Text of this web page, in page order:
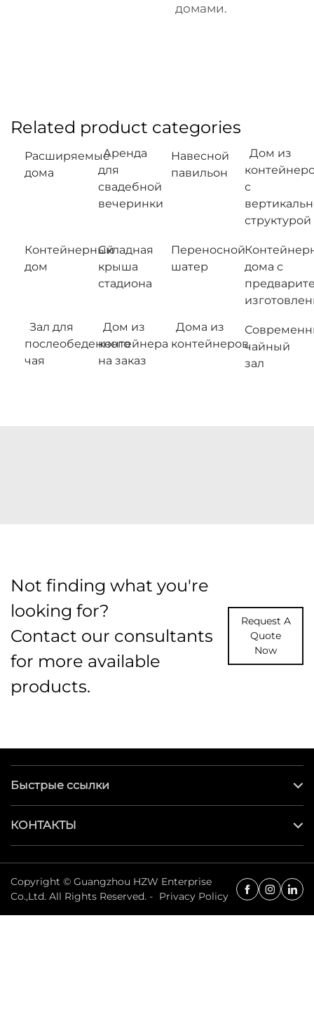
домами.
Related product categories
Расширяемые
дома
Аренда
для
свадебной
вечеринки
Навесной
павильон
Дом из
с
структурой
Контейнерный
дом
Складная
крыша
стадиона
Переносной
шатер
дома с
Зал для
послеобеденного
чая
Дом из
контейнера
на заказ
Дома из
контейнеровчайный
зал
Not finding what you're
looking for?
Contact our consultants
for more available
products.
Request A
Quote
Now
Быстрые ссылки
КОНТАКТЫ
Copyright © Guangzhou HZW Enterprise
Co.,Ltd. All Rights Reserved. - Privacy Policy